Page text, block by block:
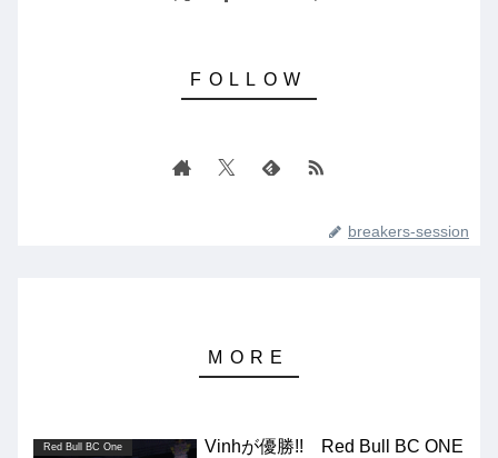
breakers-session
Red Bull BC One
Vinhが優勝!! Red Bull BC ONE